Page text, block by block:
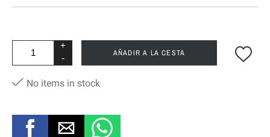
+
-
AÑADIR A LA CESTA
No items in stock